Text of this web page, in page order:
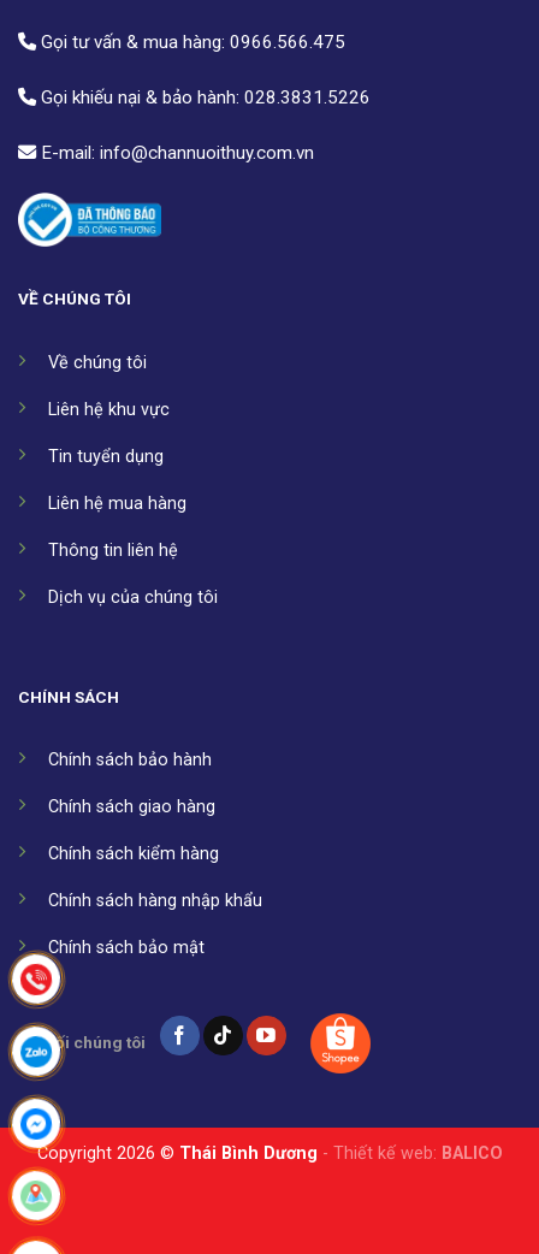
Gọi tư vấn & mua hàng: 0966.566.475
Gọi khiếu nại & bảo hành: 028.3831.5226
E-mail: info@channuoithuy.com.vn
VỀ CHÚNG TÔI
Về chúng tôi
Liên hệ khu vực
Tin tuyển dụng
Liên hệ mua hàng
Thông tin liên hệ
Dịch vụ của chúng tôi
CHÍNH SÁCH
Chính sách bảo hành
Chính sách giao hàng
Chính sách kiểm hàng
Chính sách hàng nhập khẩu
Chính sách bảo mật
Kết nối chúng tôi
Copyright 2026 © Thái Bình Dương - Thiết kế web: BALICO